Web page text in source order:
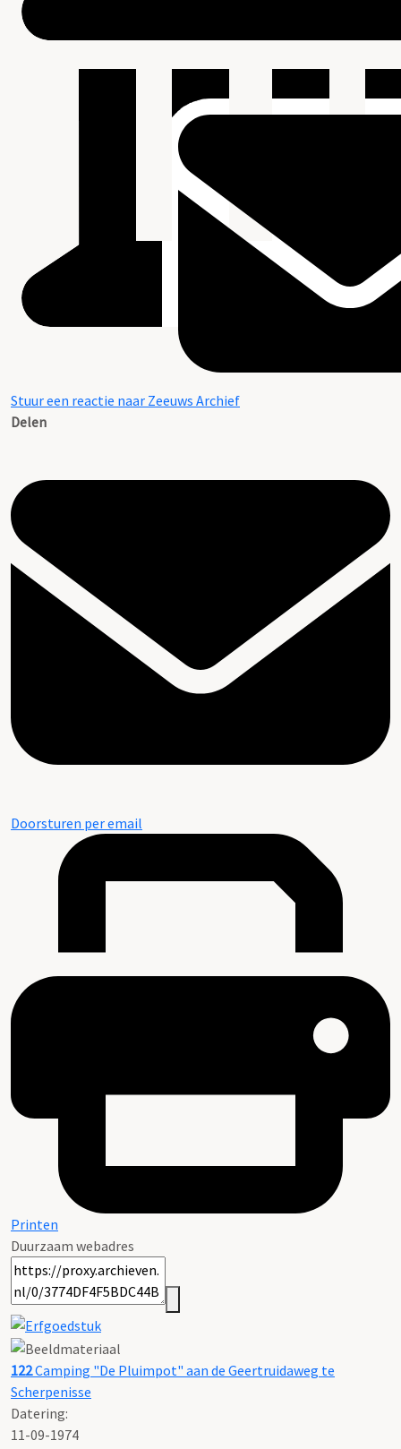
Stuur een reactie naar Zeeuws Archief
Delen
Doorsturen per email
Printen
Duurzaam webadres
122Camping "De Pluimpot" aan de Geertruidaweg te
Scherpenisse
Datering:
11-09-1974